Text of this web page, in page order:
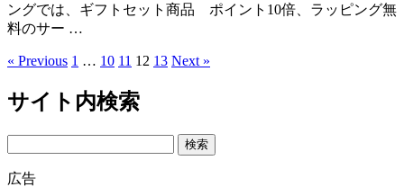
ングでは、ギフトセット商品 ポイント10倍、ラッピング無
料のサー …
« Previous 1 … 10 11 12 13 Next »
サイト内検索
Search
広告